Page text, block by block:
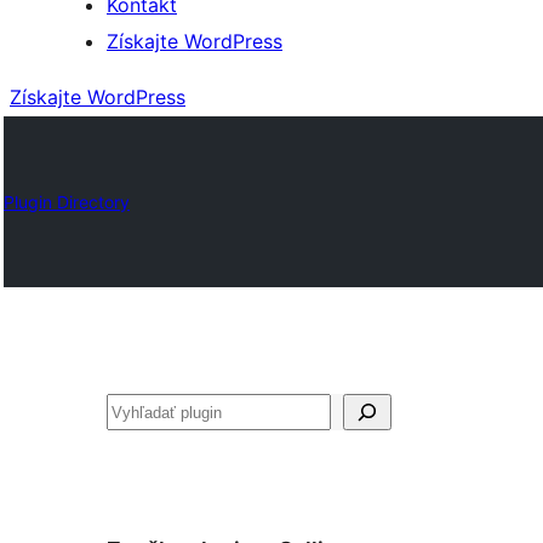
Kontakt
Získajte WordPress
Získajte WordPress
Plugin Directory
Hľadať